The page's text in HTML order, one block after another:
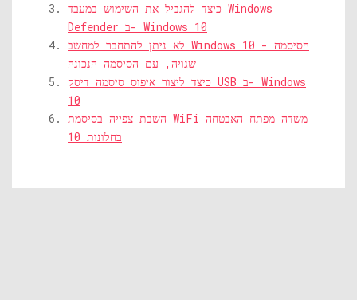
כיצד להגביל את השימוש במעבד Windows
Defender ב- Windows 10
לא ניתן להתחבר למחשב Windows 10 - הסיסמה
שגויה, עם הסיסמה הנכונה
כיצד ליצור איפוס סיסמה דיסק USB ב- Windows
10
השבת צפייה בסיסמת WiFi משדה מפתח האבטחה
בחלונות 10